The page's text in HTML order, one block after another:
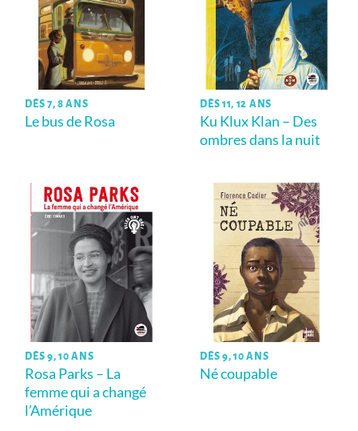
DÈS 7, 8 ANS
Le bus de Rosa
DÈS 11, 12 ANS
Ku Klux Klan – Des
ombres dans la nuit
DÈS 9, 10 ANS
Rosa Parks – La
femme qui a changé
l’Amérique
DÈS 9, 10 ANS
Né coupable